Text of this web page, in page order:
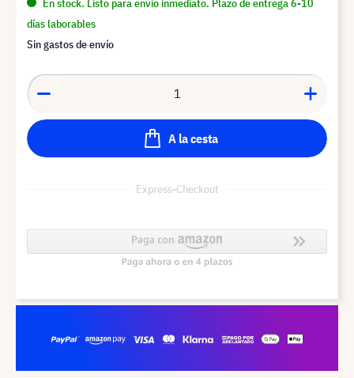
En stock. Listo para envío inmediato. Plazo de entrega 6-10
días laborables
Sin gastos de envío
A la cesta
Express-Checkout